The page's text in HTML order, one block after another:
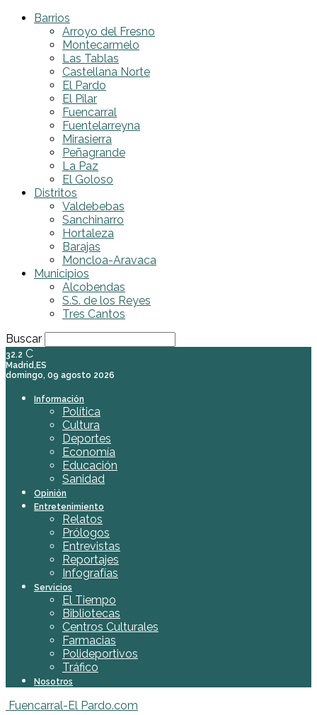
Barrios
Arroyo del Fresno
Montecarmelo
Las Tablas
Castellana Norte
El Pardo
El Pilar
Fuencarral
Fuentelarreyna
Mirasierra
Peñagrande
La Paz
El Goloso
Distritos
Valdebebas
Sanchinarro
Hortaleza
Barajas
Moncloa-Aravaca
Municipios
Alcobendas
S.S. de los Reyes
Tres Cantos
Buscar
32.2 C
Madrid,ES
domingo, 09 agosto 2026
Información
Política
Cultura
Deportes
Economía
Educación
Sanidad
Opinión
Entretenimiento
Relatos
Prólogos
Entrevistas
Reportajes
Infografías
Servicios
El Tiempo
Bibliotecas
Centros Culturales
Farmacias
Polideportivos
Tráfico
Nosotros
Fuencarral-El Pardo.com